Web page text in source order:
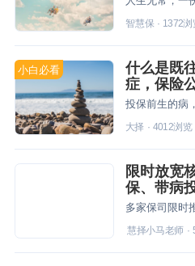
智慧保· 1372浏
小白必看
什么是既
症，保险
投保前生的病
大择 · 4012浏览
限时放宽
保、带病
慧择小马老师·